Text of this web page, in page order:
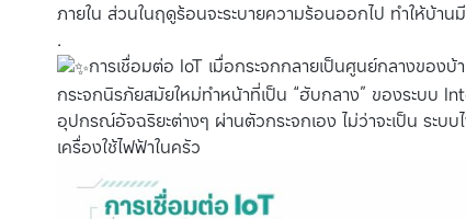
ภายใน ส่วนในฤดูร้อนจะระบายความร้อนออกไป ทำให้บ้
.
การเชื่อมต่อ IoT เมื่อกระจกกลายเป็นศูนย์กลางของบ้
กระจกนิรภัยสมัยใหม่ทำหน้าที่เป็น “ฮับกลาง” ของระบบ
อุปกรณ์อัจฉริยะต่างๆ ผ่านตัวกระจกเอง ไม่ว่าจะเป็น ระ
เครื่องใช้ไฟฟ้าในครัว